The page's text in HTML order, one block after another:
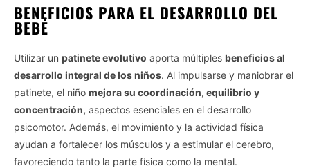
BENEFICIOS PARA EL DESARROLLO DEL
BEBÉ
Utilizar un patinete evolutivo aporta múltiples beneficios al
desarrollo integral de los niños. Al impulsarse y maniobrar el
patinete, el niño mejora su coordinación, equilibrio y
concentración, aspectos esenciales en el desarrollo
psicomotor. Además, el movimiento y la actividad física
ayudan a fortalecer los músculos y a estimular el cerebro,
favoreciendo tanto la parte física como la mental.